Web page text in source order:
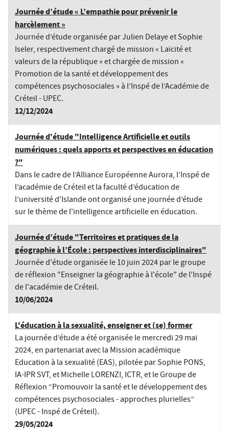
Journée d’étude « L’empathie pour prévenir le
harcèlement »
Journée d’étude organisée par Julien Delaye et Sophie
Iseler, respectivement chargé de mission « Laïcité et
valeurs de la république » et chargée de mission «
Promotion de la santé et développement des
compétences psychosociales » à l’Inspé de l’Académie de
Créteil - UPEC.
12/12/2024
Journée d'étude "Intelligence Artificielle et outils
numériques : quels apports et perspectives en éducation
?"
Dans le cadre de l’Alliance Européenne Aurora, l’Inspé de
l’académie de Créteil et la faculté d’éducation de
l’université d'Islande ont organisé une journée d’étude
sur le thème de l'intelligence artificielle en éducation.
Journée d’étude "Territoires et pratiques de la
géographie à l’École : perspectives interdisciplinaires"
Journée d'étude organisée le 10 juin 2024 par le groupe
de réflexion "Enseigner la géographie à l'école" de l'Inspé
de l'académie de Créteil.
10/06/2024
L'éducation à la sexualité, enseigner et (se) former
La journée d’étude a été organisée le mercredi 29 mai
2024, en partenariat avec la Mission académique
Education à la sexualité (EAS), pilotée par Sophie PONS,
IA-IPR SVT, et Michelle LORENZI, ICTR, et le Groupe de
Réflexion “Promouvoir la santé et le développement des
compétences psychosociales - approches plurielles”
(UPEC - Inspé de Créteil).
29/05/2024